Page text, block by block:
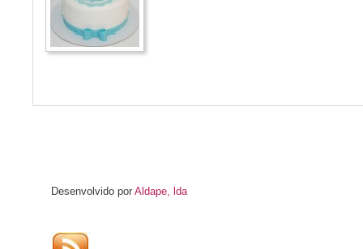
Desenvolvido por Aldape, lda